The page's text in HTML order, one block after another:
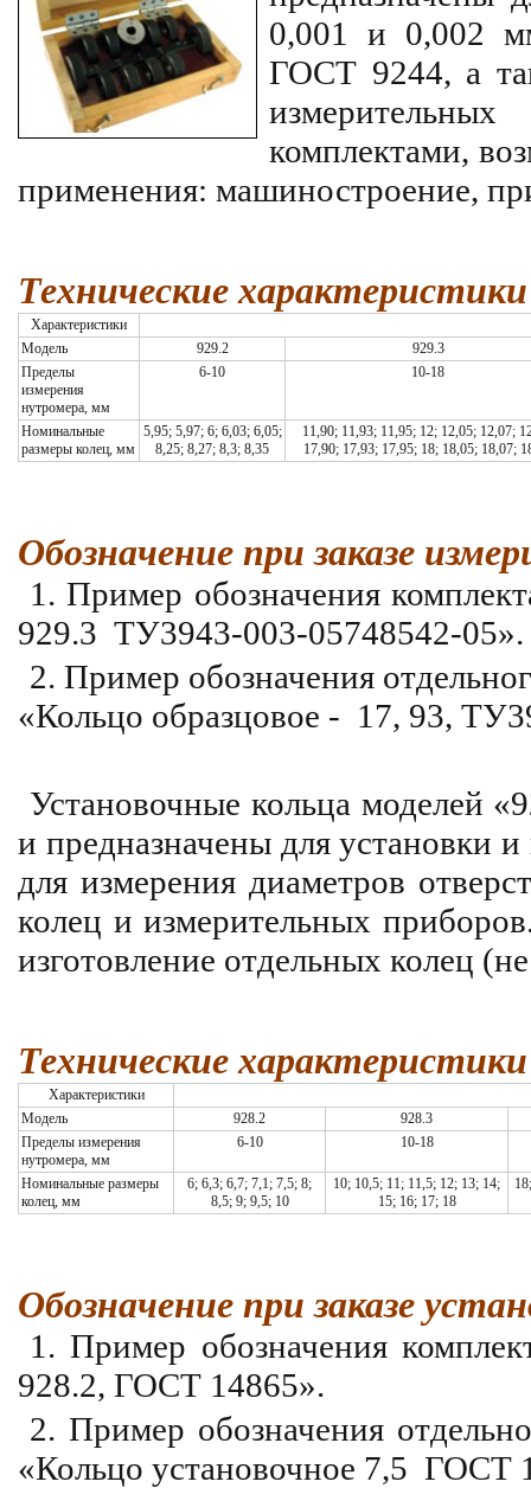
0,001 и 0,002
ГОСТ 9244, а
комплектами,
применения: машиностроение,
Технические
Характеристики
Модель
929.2
929.3
Пределы
измерения
нутромера, мм
6-10 10-18
Номинальные
размеры колец, мм
5,95; 5,97; 6; 6,03; 6,05;
8,25; 8,27; 8,3; 8,35
11,90; 11,93; 11,95; 12; 12,05; 12,07;
17,90; 17,93; 17,95; 18; 18,05; 18,07;
Обозначение при заказе
1. Пример обозначения
929.3 ТУ3943-003-05748542-05».
2. Пример обозначения
«Кольцо образцовое - 17, 93,
Установочные кольца моделей
и предназначены для установки
для измерения диаметров
колец и измерительных
изготовление отдельных колец
Технические
Характеристики
Модель
928.2
928.3
Пределы измерения
нутромера, мм
6-10 10-18
Номинальные размеры
колец, мм
6; 6,3; 6,7; 7,1; 7,5; 8;
8,5; 9; 9,5; 10
10; 10,5; 11; 11,5; 12; 13; 14;
15; 16; 17; 18
Обозначение при заказе
1. Пример обозначения
928.2, ГОСТ 14865».
2. Пример обозначения
«Кольцо установочное 7,5 ГОСТ